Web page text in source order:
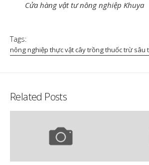
Cửa hàng vật tư nông nghiệp Khuya
Tags:
nông nghiệp thực vật cây trồng thuốc trừ sâu
Related Posts